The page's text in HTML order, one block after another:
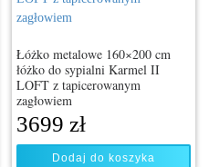
Łóżko metalowe 160×200 cm
łóżko do sypialni Karmel II
LOFT z tapicerowanym
zagłowiem
3699 zł
Dodaj do koszyka